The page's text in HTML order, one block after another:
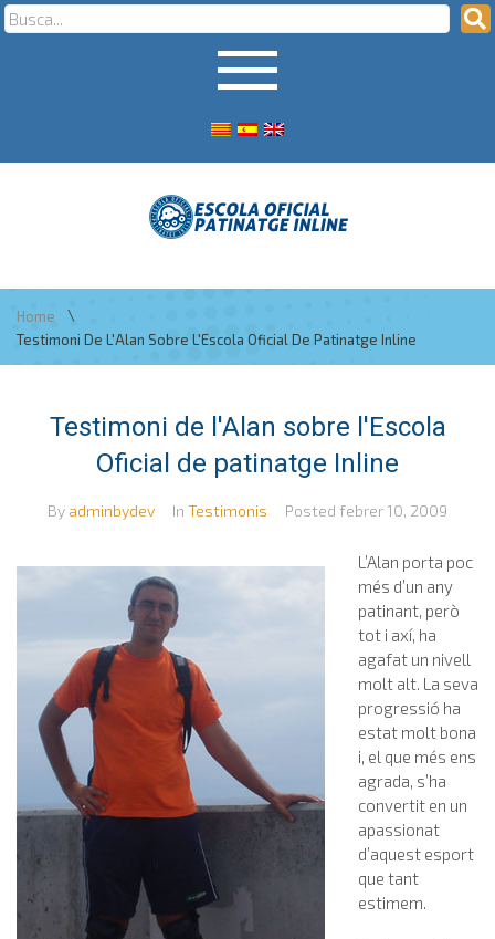
Home
\
Testimoni De L'Alan Sobre L'Escola Oficial De Patinatge Inline
Testimoni de l'Alan sobre l'Escola
Oficial de patinatge Inline
By adminbydev In Testimonis Posted febrer 10, 2009
L’Alan porta poc
més d’un any
patinant, però
tot i axí, ha
agafat un nivell
molt alt. La seva
progressió ha
estat molt bona
i, el que més ens
agrada, s’ha
convertit en un
apassionat
d’aquest esport
que tant
estimem.